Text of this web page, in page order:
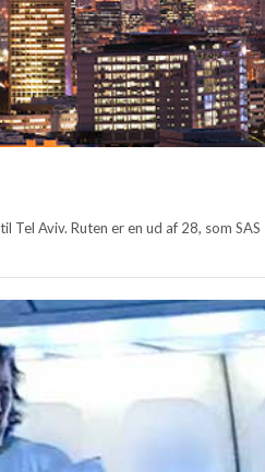
Tel Aviv. Ruten er en ud af 28, som SAS